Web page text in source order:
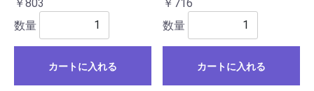
￥803
数量
カートに入れる
￥716
数量
カートに入れる